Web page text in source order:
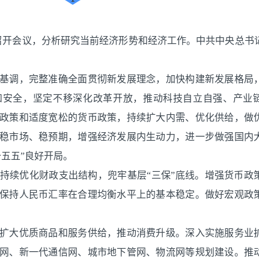
开会议，分析研究当前经济形势和经济工作。中共中央总书
调，完整准确全面贯彻新发展理念，加快构建新发展格局
全，坚定不移深化改革开放，推动科技自立自强、产业
策和适度宽松的货币政策，持续扩大内需、优化供给，做
市场、稳预期，增强经济发展内生动力，进一步做强国内
五”良好开局。
续优化财政支出结构，兜牢基层“三保”底线。增强货币政
持人民币汇率在合理均衡水平上的基本稳定。做好宏观政
大优质商品和服务供给，推动消费升级。深入实施服务业
、新一代通信网、城市地下管网、物流网等规划建设。推